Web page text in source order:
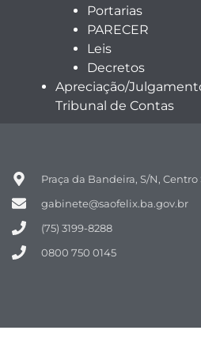
Portarias
PARECER
Leis
Decretos
Apreciação/
Tribunal de Contas
Praça da Bandeira, S/N,
gabinete@saofelix.ba.gov.br
(75) 3199-8288
0800 750 0145